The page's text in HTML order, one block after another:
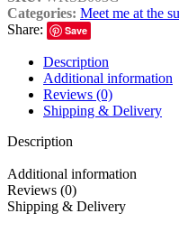
Categories: Meet me at the
Share:
Save
Description
Additional information
Reviews (0)
Shipping & Delivery
Description
Additional information
Reviews (0)
Shipping & Delivery